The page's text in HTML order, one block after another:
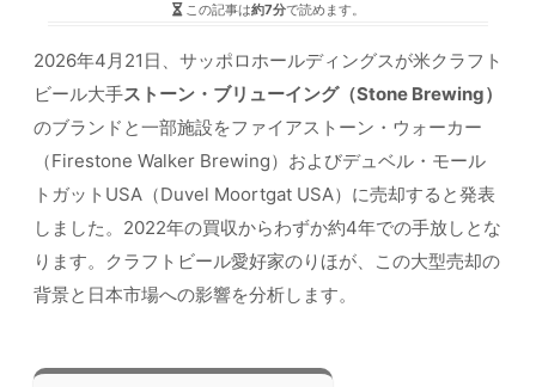
この記事は約7分で読めます。
2026年4月21日、サッポロホールディングスが米クラフト
ビール大手ストーン・ブリューイング（Stone Brewing）
のブランドと一部施設をファイアストーン・ウォーカー
（Firestone Walker Brewing）およびデュベル・モール
トガットUSA（Duvel Moortgat USA）に売却すると発表
しました。2022年の買収からわずか約4年での手放しとな
ります。クラフトビール愛好家のりほが、この大型売却の
背景と日本市場への影響を分析します。